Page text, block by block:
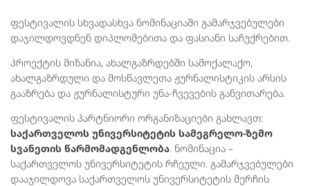
ფესტივალის სხვადასხვა ნომინაციაში გამარჯვებულები
დაჯილდოვდნენ დიპლომებითა და ფასიანი საჩუქრებით.
პროექტის მიზანია, ახალგაზრდებში სამოქალაქო,
ახალგაზრდული და მოსწავლეთა ჟურნალისტიკის არსის
გააზრება და ჟურნალისტური უნა-ჩვევების განვითარება.
ფესტივალის პარტნიორი ორგანიზაციები გახლავთ:
საქართველოს უნივერსიტეტის სამეგრელო-ზემო
სვანეთის წარმომადგენლობა . ნომინაცია –
საქართველოს უნივერსიტეტის რჩეული. გამარჯვებულები
დააჯილდოვა საქართველოს უნივერსიტეტის მერჩის